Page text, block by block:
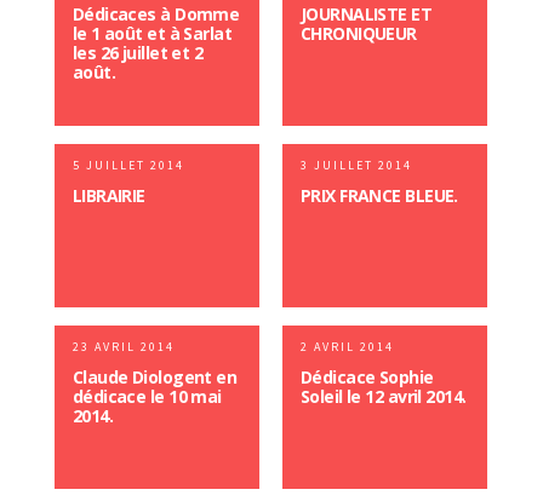
Dédicaces à Domme
le 1 août et à Sarlat
les 26 juillet et 2
août.
JOURNALISTE ET
CHRONIQUEUR
5 JUILLET 2014
LIBRAIRIE
3 JUILLET 2014
PRIX FRANCE BLEUE.
23 AVRIL 2014
Claude Diologent en
dédicace le 10 mai
2014.
2 AVRIL 2014
Dédicace Sophie
Soleil le 12 avril 2014.